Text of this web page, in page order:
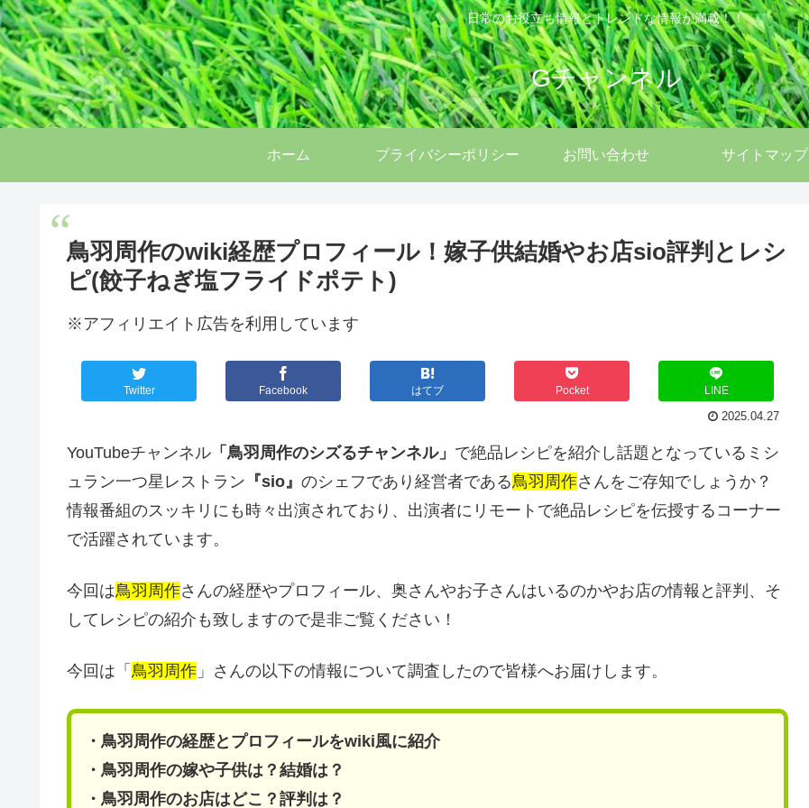
日常のお役立ち情報とトレンドな情報が満載！！
Gチャンネル
ホーム プライバシーポリシー お問い合わせ サイトマップ
鳥羽周作のwiki経歴プロフィール！嫁子供結婚やお店sio評判とレシ
ピ(餃子ねぎ塩フライドポテト)
※アフィリエイト広告を利用しています
Twitter Facebook はてブ Pocket LINE
2025.04.27
YouTubeチャンネル 「鳥羽周作のシズるチャンネル」 で絶品レシピを紹介し話題となっているミシ
ュラン一つ星レストラン 『sio』 のシェフであり経営者である鳥羽周作さんをご存知でしょうか？
情報番組のスッキリにも時々出演されており、出演者にリモートで絶品レシピを伝授するコーナー
で活躍されています。
今回は鳥羽周作さんの経歴やプロフィール、奥さんやお子さんはいるのかやお店の情報と評判、そ
してレシピの紹介も致しますので是非ご覧ください！
今回は「 鳥羽周作 」さんの以下の情報について調査したので皆様へお届けします。
・鳥羽周作の経歴とプロフィールをwiki風に紹介
・鳥羽周作の嫁や子供は？結婚は？
・鳥羽周作のお店はどこ？評判は？